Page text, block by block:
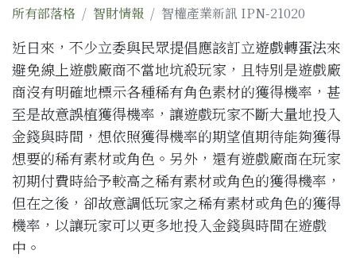
所有部落格 智財情報 智權產業新訊 IPN-21020
近日來，不少立委與民眾提倡應該訂立遊戲轉蛋法來
避免線上遊戲廠商不當地坑殺玩家，且特別是遊戲廠
商沒有明確地標示各種稀有角色素材的獲得機率，甚
至是故意誤植獲得機率，讓遊戲玩家不斷大量地投入
金錢與時間，想依照獲得機率的期望值期待能夠獲得
想要的稀有素材或角色。另外，還有遊戲廠商在玩家
初期付費時給予較高之稀有素材或角色的獲得機率，
但在之後，卻故意調低玩家之稀有素材或角色的獲得
機率，以讓玩家可以更多地投入金錢與時間在遊戲
中。